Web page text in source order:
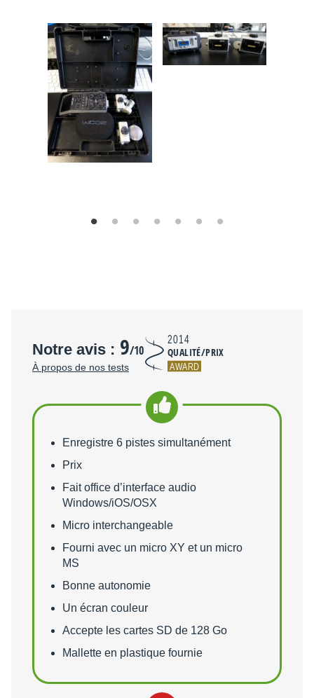
Notre avis : 9/10
À propos de nos tests
2014
QUALITÉ/PRIX
AWARD
Points forts
Enregistre 6 pistes simultanément
Prix
Fait office d’interface audio
Windows/iOS/OSX
Micro interchangeable
Fourni avec un micro XY et un micro
MS
Bonne autonomie
Un écran couleur
Accepte les cartes SD de 128 Go
Mallette en plastique fournie